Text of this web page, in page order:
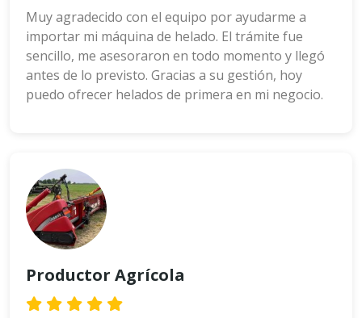
Muy agradecido con el equipo por ayudarme a
importar mi máquina de helado. El trámite fue
sencillo, me asesoraron en todo momento y llegó
antes de lo previsto. Gracias a su gestión, hoy
puedo ofrecer helados de primera en mi negocio.
Productor Agrícola